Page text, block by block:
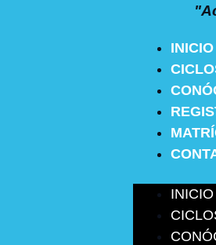
INICIO
INICIO